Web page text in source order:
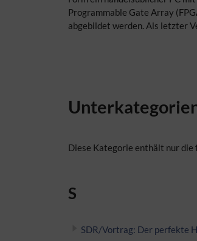
Programmable Gate Array
abgebildet werden. Als letzter
Diese Kategorie enthält nur
S
SDR/Vortrag: Der perfekte